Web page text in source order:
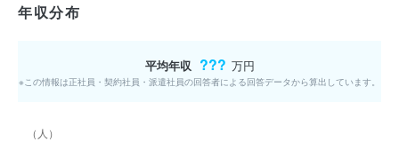
年収分布
平均年収 ??? 万円
※この情報は正社員・契約社員・派遣社員の回答者による回答データから算出しています。
（人）